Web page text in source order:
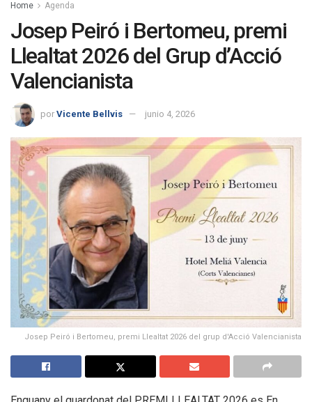
Home Agenda
Josep Peiró i Bertomeu, premi
Llealtat 2026 del Grup d’Acció
Valencianista
por Vicente Bellvis junio 4, 2026
Josep Peiró i Bertomeu, premi Llealtat 2026 del grup d'Acció Valencianista